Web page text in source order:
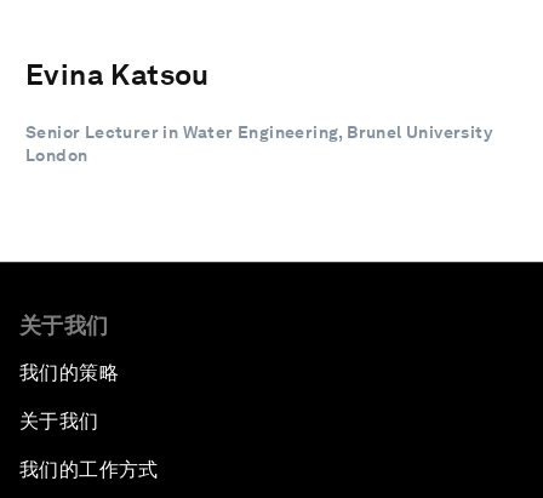
Evina Katsou
Senior Lecturer in Water Engineering, Brunel University
London
关于我们
我们的策略
关于我们
我们的工作方式